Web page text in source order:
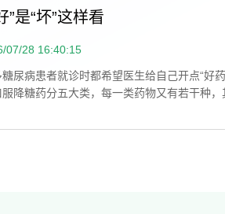
”是“坏”这样看
07/28 16:40:15
尿病患者就诊时都希望医生给自己开点“好
降糖药分五大类，每一类药物又有若干种